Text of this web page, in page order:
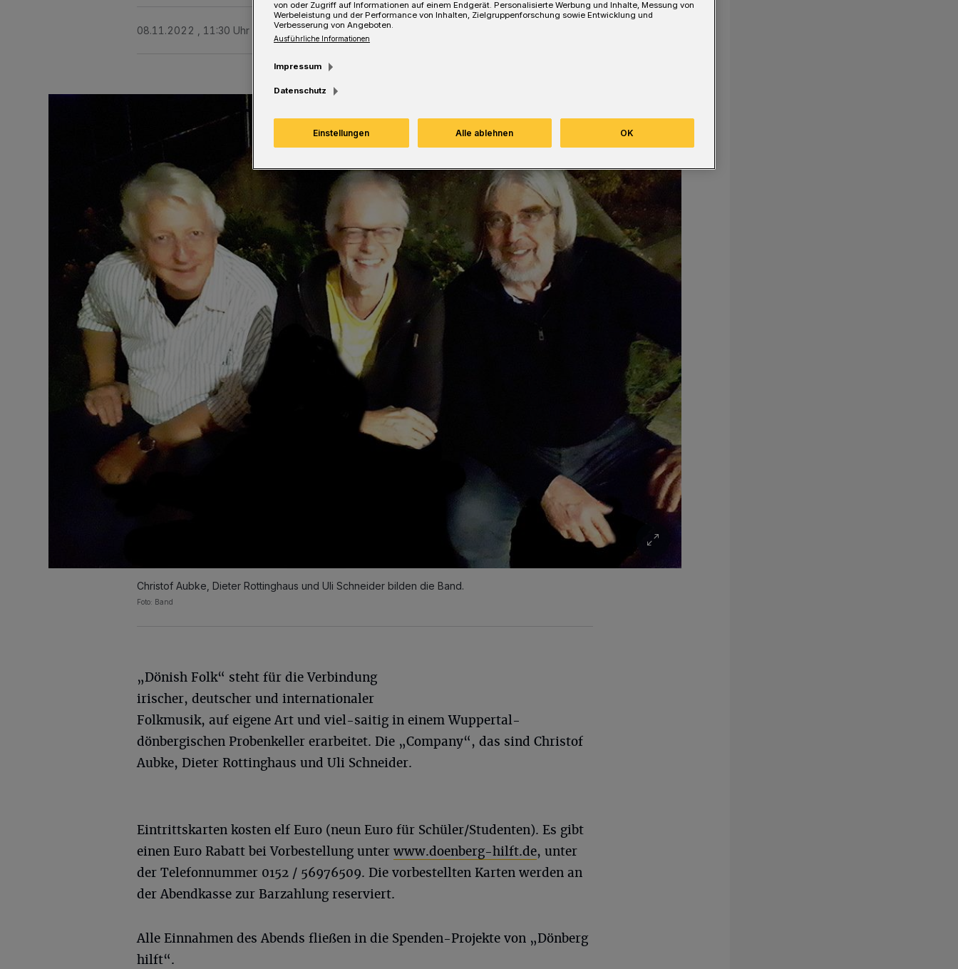
08.11.2022 , 11:30 Uhr Eine Minute Lesezeit
Christof Aubke, Dieter Rottinghaus und Uli Schneider bilden die Band.
Foto: Band
„Dönish Folk“ steht für die Verbindung
irischer, deutscher und internationaler
Folkmusik, auf eigene Art und viel-saitig in einem Wuppertal-
dönbergischen Probenkeller erarbeitet. Die „Company“, das sind Christof
Aubke, Dieter Rottinghaus und Uli Schneider.
Eintrittskarten kosten elf Euro (neun Euro für Schüler/Studenten). Es gibt
einen Euro Rabatt bei Vorbestellung unter www.doenberg-hilft.de, unter
der Telefonnummer 0152 / 56976509. Die vorbestellten Karten werden an
der Abendkasse zur Barzahlung reserviert.
Alle Einnahmen des Abends fließen in die Spenden-Projekte von „Dönberg
hilft“.
von oder Zugriff auf Informationen auf einem Endgerät. Personalisierte Werbung und Inhalte, Messung von
Werbeleistung und der Performance von Inhalten, Zielgruppenforschung sowie Entwicklung und
Verbesserung von Angeboten.
Ausführliche Informationen
Impressum
Datenschutz
Einstellungen Alle ablehnen OK